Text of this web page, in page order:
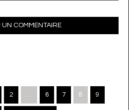
UN COMMENTAIRE
2 6 7 8 9